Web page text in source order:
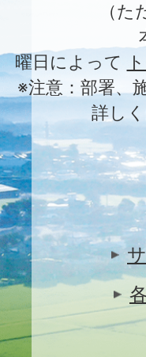
（
曜日によって
※注意：部署、
詳し